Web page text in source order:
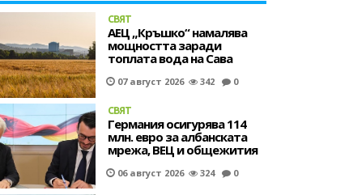
СВЯТ
АЕЦ „Кръшко“ намалява
мощността заради
топлата вода на Сава
07 август 2026 342 0
СВЯТ
Германия осигурява 114
млн. евро за албанската
мрежа, ВЕЦ и общежития
06 август 2026 324 0